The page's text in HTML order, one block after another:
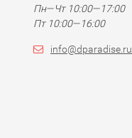
Пн—Чт 10:00—17:00
Пт 10:00—16:00
info@dparadise.ru